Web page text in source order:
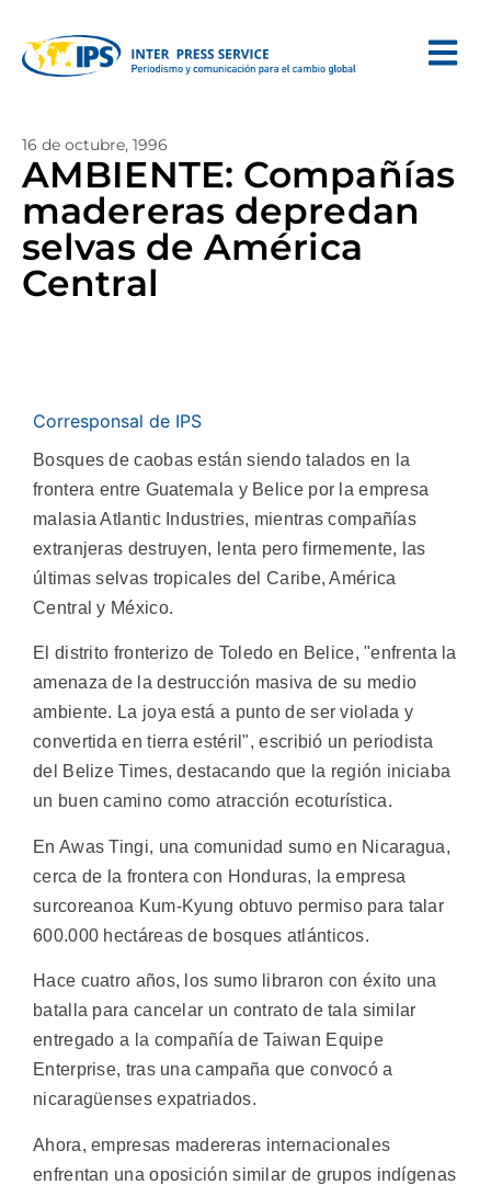
16 de octubre, 1996
AMBIENTE: Compañías
madereras depredan
selvas de América
Central
Corresponsal de IPS
Bosques de caobas están siendo talados en la
frontera entre Guatemala y Belice por la empresa
malasia Atlantic Industries, mientras compañías
extranjeras destruyen, lenta pero firmemente, las
últimas selvas tropicales del Caribe, América
Central y México.
El distrito fronterizo de Toledo en Belice, "enfrenta la
amenaza de la destrucción masiva de su medio
ambiente. La joya está a punto de ser violada y
convertida en tierra estéril", escribió un periodista
del Belize Times, destacando que la región iniciaba
un buen camino como atracción ecoturística.
En Awas Tingi, una comunidad sumo en Nicaragua,
cerca de la frontera con Honduras, la empresa
surcoreanoa Kum-Kyung obtuvo permiso para talar
600.000 hectáreas de bosques atlánticos.
Hace cuatro años, los sumo libraron con éxito una
batalla para cancelar un contrato de tala similar
entregado a la compañía de Taiwan Equipe
Enterprise, tras una campaña que convocó a
nicaragüenses expatriados.
Ahora, empresas madereras internacionales
enfrentan una oposición similar de grupos indígenas